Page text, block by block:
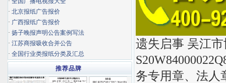
遗失启事 吴江
务专用章、法人
· 北京报纸广告报价
· 广西报纸广告报价
· 扬子晚报声明公告案例写法
· 江苏商报吸收合并公告
· 全国行业类报纸分类及汇总
推荐品牌